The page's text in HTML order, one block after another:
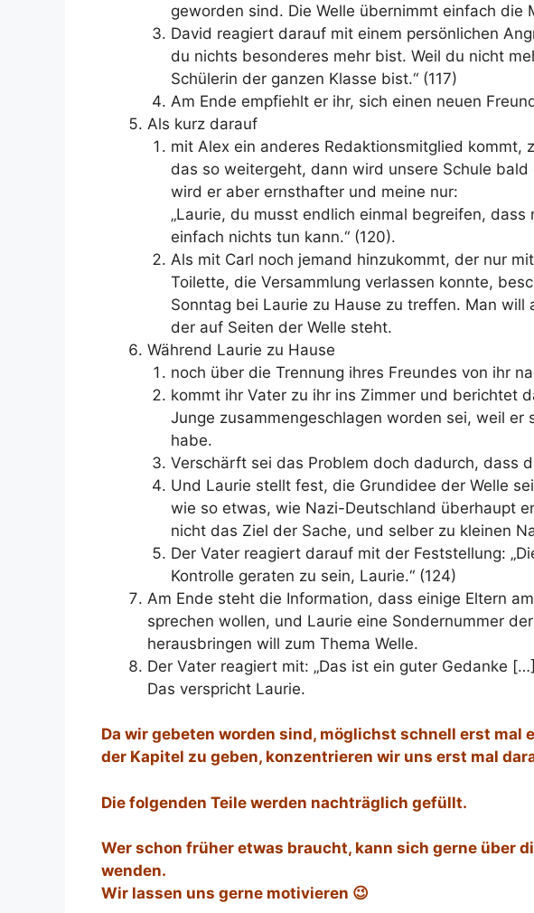
geworden sind. Die Welle übernimmt einfach die
David reagiert darauf mit einem persönlichen
du nichts besonderes mehr bist. Weil du nicht
Schülerin der ganzen Klasse bist.“ (117)
Am Ende empfiehlt er ihr, sich einen neuen
Als kurz darauf
mit Alex ein anderes Redaktionsmitglied kommt,
das so weitergeht, dann wird unsere Schule bald
wird er aber ernsthafter und meine nur:
„Laurie, du musst endlich einmal begreifen, dass
einfach nichts tun kann.“ (120).
Als mit Carl noch jemand hinzukommt, der nur
Toilette, die Versammlung verlassen konnte,
Sonntag bei Laurie zu Hause zu treffen. Man
der auf Seiten der Welle steht.
Während Laurie zu Hause
noch über die Trennung ihres Freundes von ihr
kommt ihr Vater zu ihr ins Zimmer und berichtet
Junge zusammengeschlagen worden sei, weil er
habe.
Verschärft sei das Problem doch dadurch, dass
Und Laurie stellt fest, die Grundidee der Welle
wie so etwas, wie Nazi-Deutschland überhaupt
nicht das Ziel der Sache, und selber zu kleinen
Der Vater reagiert darauf mit der Feststellung:
Kontrolle geraten zu sein, Laurie.“ (124)
Am Ende steht die Information, dass einige Eltern
sprechen wollen, und Laurie eine Sondernummer
herausbringen will zum Thema Welle.
Der Vater reagiert mit: „Das ist ein guter Gedanke
Das verspricht Laurie.
Da wir gebeten worden sind, möglichst schnell erst mal
der Kapitel zu geben, konzentrieren wir uns erst mal
Die folgenden Teile werden nachträglich gefüllt.
Wer schon früher etwas braucht, kann sich gerne über
wenden.
Wir lassen uns gerne motivieren 😉